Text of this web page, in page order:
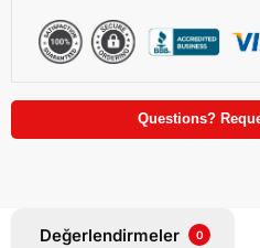
Questions?
Değerlendirmeler 0